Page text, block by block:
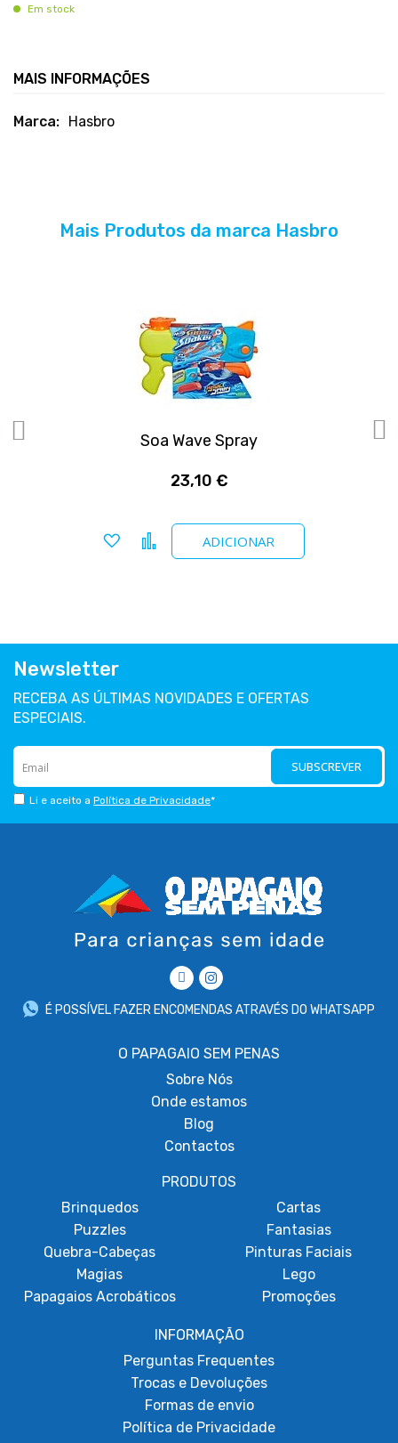
Em stock
MAIS INFORMAÇÕES
Mais
Hasbro
Mais Produtos da marca Hasbro
Soa Wave Spray
23,10 €
ADICIONAR
Adicionar a favoritos
Comparar
Newsletter
RECEBA AS ÚLTIMAS NOVIDADES E OFERTAS
ESPECIAIS.
SUBSCREVER
Li e aceito a Política de Privacidade*
É POSSÍVEL FAZER ENCOMENDAS ATRAVÉS DO WHATSAPP
O PAPAGAIO SEM PENAS
Sobre Nós
Onde estamos
Blog
Contactos
PRODUTOS
Brinquedos
Puzzles
Quebra-Cabeças
Magias
Papagaios Acrobáticos
Cartas
Fantasias
Pinturas Faciais
Lego
Promoções
INFORMAÇÃO
Perguntas Frequentes
Trocas e Devoluções
Formas de envio
Política de Privacidade